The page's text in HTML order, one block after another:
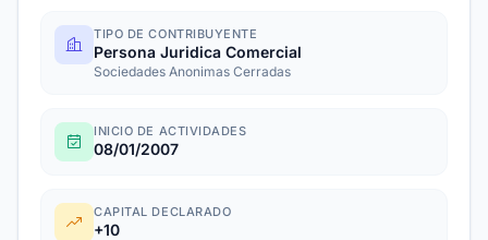
TIPO DE CONTRIBUYENTE
Persona Juridica Comercial
Sociedades Anonimas Cerradas
INICIO DE ACTIVIDADES
08/01/2007
CAPITAL DECLARADO
+10